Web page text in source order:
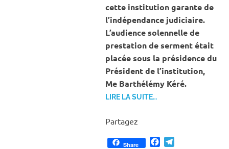
cette institution garante de
l’indépendance judiciaire.
L’audience solennelle de
prestation de serment était
placée sous la présidence du
Président de l’institution,
Me Barthélémy Kéré.
LIRE LA SUITE…
Partagez
Share Facebook